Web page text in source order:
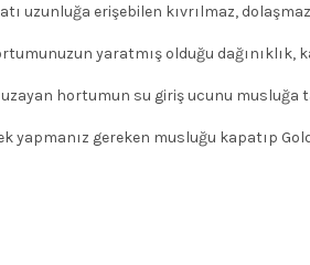
uzunluğa erişebilen kıvrılmaz,
yaratmış olduğu dağınıklık,
uzayan hortumun su giriş ucunu musluğa
yapmanız gereken musluğu kapatıp